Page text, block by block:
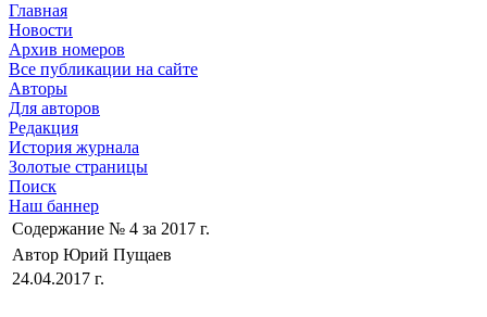
Главная
Новости
Архив номеров
Все публикации на сайте
Авторы
Для авторов
Редакция
История журнала
Золотые страницы
Поиск
Наш баннер
Содержание № 4 за 2017 г.
Автор Юрий Пущаев
24.04.2017 г.